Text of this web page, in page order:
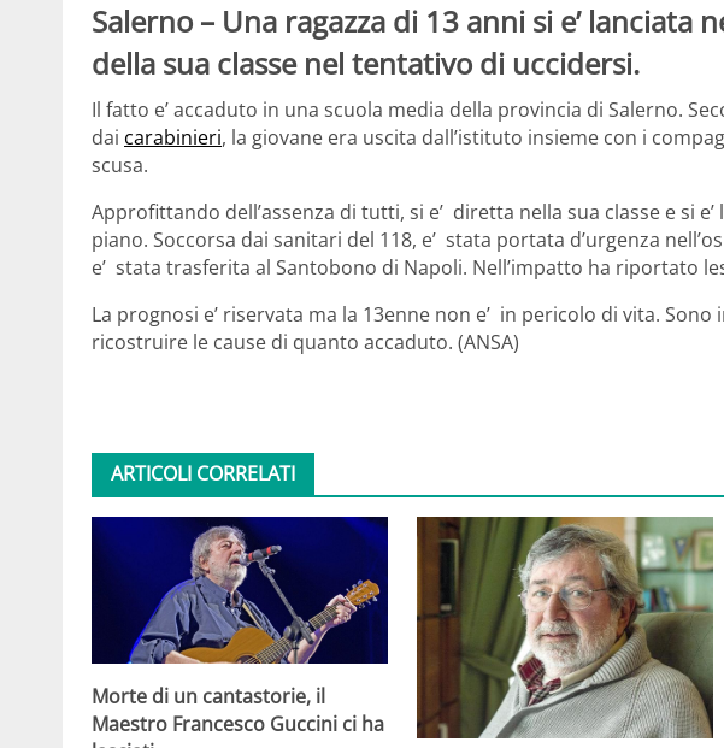
Salerno – Una ragazza di 13 anni si e’ lanciata
della sua classe nel tentativo di uccidersi.
Il fatto e’ accaduto in una scuola media della provincia di Salerno.
dai carabinieri, la giovane era uscita dall’istituto insieme con i
scusa.
Approfittando dell’assenza di tutti, si e’ diretta nella sua classe e si
piano. Soccorsa dai sanitari del 118, e’ stata portata d’urgenza
e’ stata trasferita al Santobono di Napoli. Nell’impatto ha riportato
La prognosi e’ riservata ma la 13enne non e’ in pericolo di vita.
ricostruire le cause di quanto accaduto. (ANSA)
ARTICOLI CORRELATI
Morte di un cantastorie, il
Maestro Francesco Guccini ci ha